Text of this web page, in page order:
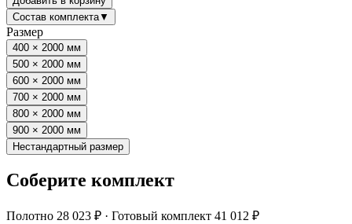
Состав комплекта▼
Размер
400 × 2000 мм
500 × 2000 мм
600 × 2000 мм
700 × 2000 мм
800 × 2000 мм
900 × 2000 мм
Нестандартный размер
Соберите комплект
Полотно 28 023 ₽ · Готовый комплект 41 012 ₽